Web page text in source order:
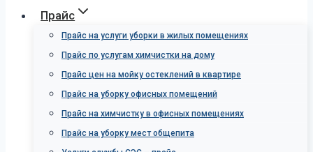
Прайс
Прайс на услуги уборки в жилых помещениях
Прайс по услугам химчистки на дому
Прайс цен на мойку остеклений в квартире
Прайс на уборку офисных помещений
Прайс на химчистку в офисных помещениях
Прайс на уборку мест общепита